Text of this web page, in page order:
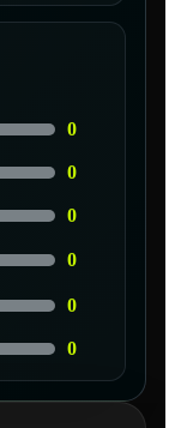
0
0
0
0
0
0